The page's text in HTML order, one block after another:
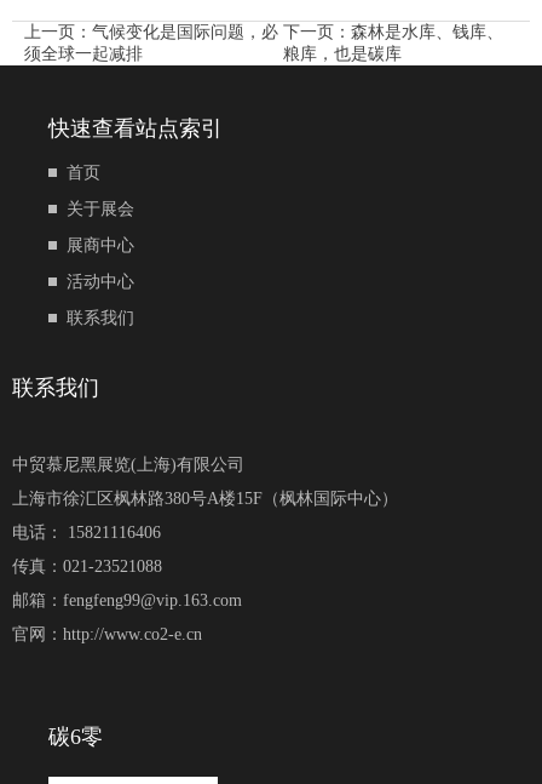
上一页： 气候变化是国际问题，必
须全球一起减排
下一页： 森林是水库、钱库、
粮库，也是碳库
快速查看站点索引
首页
关于展会
展商中心
活动中心
联系我们
联系我们
中贸慕尼黑展览(上海)有限公司
上海市徐汇区枫林路380号A楼15F（枫林国际中心）
电话： 15821116406
传真：021-23521088
邮箱：fengfeng99@vip.163.com
官网：http://www.co2-e.cn
碳6零